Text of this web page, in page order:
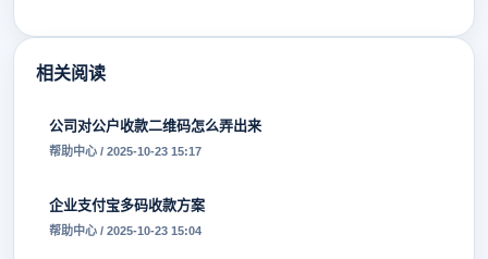
相关阅读
公司对公户收款二维码怎么弄出来
帮助中心 / 2025-10-23 15:17
企业支付宝多码收款方案
帮助中心 / 2025-10-23 15:04